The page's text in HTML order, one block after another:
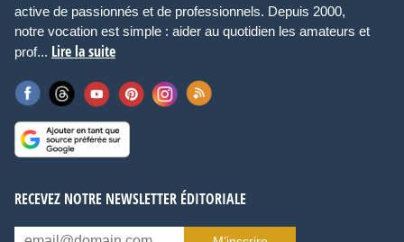
active de passionnés et de professionnels. Depuis 2000,
notre vocation est simple : aider au quotidien les amateurs et
prof... Lire la suite
RECEVEZ NOTRE NEWSLETTER ÉDITORIALE